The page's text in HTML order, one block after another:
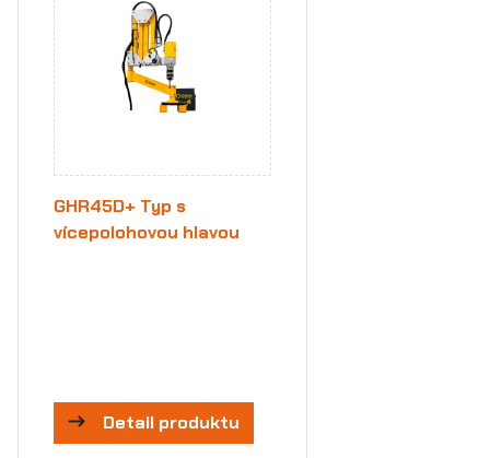
GHR45D+ Typ s
vícepolohovou hlavou
Detail produktu